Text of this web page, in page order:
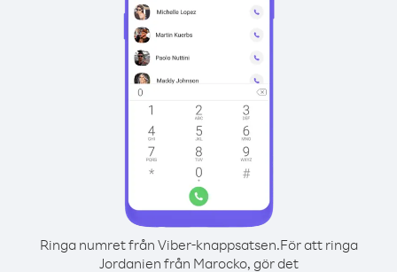
Ringa numret från Viber-knappsatsen.För att ringa
Jordanien från Marocko, gör det